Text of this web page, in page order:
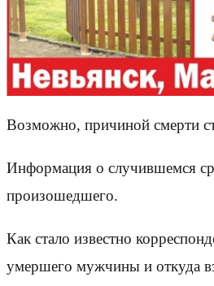
Возможно, причиной смерти
Информация о случившемся
произошедшего.
Как стало известно
умершего мужчины и откуда